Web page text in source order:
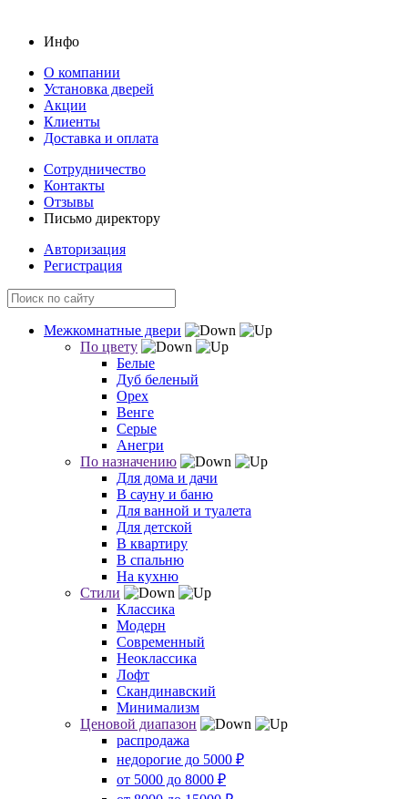
Инфо
О компании
Установка дверей
Акции
Клиенты
Доставка и оплата
Сотрудничество
Контакты
Отзывы
Письмо директору
Авторизация
Регистрация
Межкомнатные двери
По цвету
Белые
Дуб беленый
Орех
Венге
Серые
Анегри
По назначению
Для дома и дачи
В сауну и баню
Для ванной и туалета
Для детской
В квартиру
В спальню
На кухню
Стили
Классика
Модерн
Современный
Неоклассика
Лофт
Скандинавский
Минимализм
Ценовой диапазон
распродажа
недорогие до 5000 ₽
от 5000 до 8000 ₽